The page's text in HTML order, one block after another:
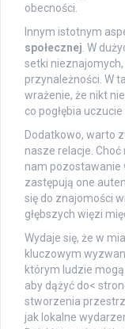
obecności.
Innym istotnym
społecznej. W
setki
przynależności. W
wrażenie, że nikt
co pogłębia
Dodatkowo, warto
nasze relacje.
nam pozostawanie
zastępują one
się do znajomości
głębszych więzi
Wydaje się, że w
kluczowym
którym ludzie
aby dążyć do<
stworzenia
jak lokalne